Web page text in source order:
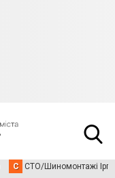
С СТО/Шиномонтажі